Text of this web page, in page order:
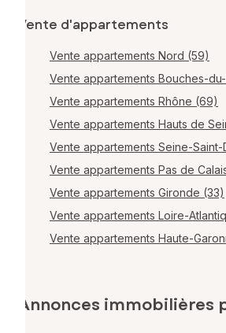
Vente d'appartements
Vente appartements Nord (59)
Vente appartements Bouches-du-
Vente appartements Rhône (69)
Vente appartements Hauts de
Vente appartements Seine-Saint-
Vente appartements Pas de
Vente appartements Gironde (33)
Vente appartements Loire-
Vente appartements Haute-
Annonces immobilières